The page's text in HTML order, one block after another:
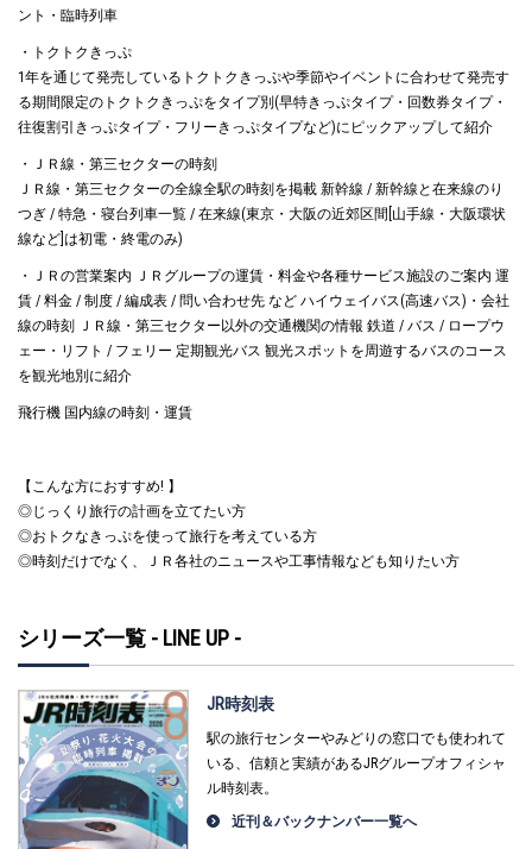
ント・臨時列車
・トクトクきっぷ
1年を通じて発売しているトクトクきっぷや季節やイベントに合わせて発売す
る期間限定のトクトクきっぷをタイプ別(早特きっぷタイプ・回数券タイプ・
往復割引きっぷタイプ・フリーきっぷタイプなど)にピックアップして紹介
・ＪＲ線・第三セクターの時刻
ＪＲ線・第三セクターの全線全駅の時刻を掲載 新幹線 / 新幹線と在来線のり
つぎ / 特急・寝台列車一覧 / 在来線(東京・大阪の近郊区間[山手線・大阪環状
線など]は初電・終電のみ)
・ＪＲの営業案内 ＪＲグループの運賃・料金や各種サービス施設のご案内 運
賃 / 料金 / 制度 / 編成表 / 問い合わせ先 など ハイウェイバス(高速バス)・会社
線の時刻 ＪＲ線・第三セクター以外の交通機関の情報 鉄道 / バス / ロープウ
ェー・リフト / フェリー 定期観光バス 観光スポットを周遊するバスのコース
を観光地別に紹介
飛行機 国内線の時刻・運賃
【こんな方におすすめ! 】
◎じっくり旅行の計画を立てたい方
◎おトクなきっぷを使って旅行を考えている方
◎時刻だけでなく、ＪＲ各社のニュースや工事情報なども知りたい方
シリーズ一覧 - LINE UP -
JR時刻表
駅の旅行センターやみどりの窓口でも使われて
いる、信頼と実績があるJRグループオフィシャ
ル時刻表。
近刊＆バックナンバー一覧へ